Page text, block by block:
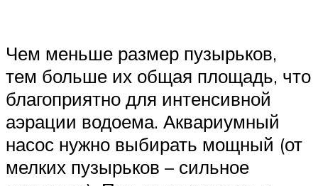
Чем меньше размер пузырьков,
тем больше их общая площадь, что
благоприятно для интенсивной
аэрации водоема. Аквариумный
насос нужно выбирать мощный (от
мелких пузырьков – сильное